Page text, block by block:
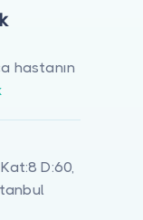
hastanın
D:60,